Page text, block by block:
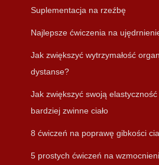
Suplementacja na rzeźbę
Najlepsze ćwiczenia na
Jak zwiększyć wytrzymałość
dystanse?
Jak zwiększyć swoją
bardziej zwinne ciało
8 ćwiczeń na poprawę gibkości
5 prostych ćwiczeń na